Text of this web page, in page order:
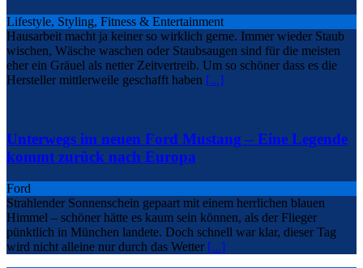
Lifestyle, Styling, Fitness & Entertainment
Hausarbeit macht ja keiner so wirklich gerne. Immer wieder Staub
wischen, Wäsche waschen oder Staubsaugen sind für die meisten
eher ein Gräuel als netter Zeitvertreib. Um so schöner dass es die
Hersteller mittlerweile geschafft haben [...]
Unterwegs im neuen Ford Mustang – Eine Legende
kommt zurück nach Europa
Ford
Strahlender Sonnenschein gepaart mit einem herrlichen blauen
Himmel – schöner hätte es kaum sein können, als der Flieger
pünktlich in München landete. Doch schnell war klar, dieser Tag
wird nicht alleine nur durch das Wetter [...]